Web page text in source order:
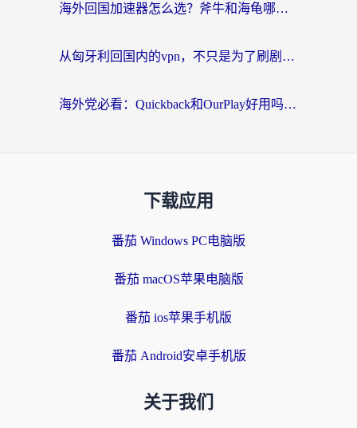
海外回国加速器怎么选？斧牛和海龟哪个好？一篇帮你避开坑的实用指南
从匈牙利回国内的vpn，不只是为了刷剧那么简单
海外党必看：Quickback和OurPlay好用吗？3分钟选对回国加速器，无缝刷剧玩游戏
下载应用
番茄 Windows PC电脑版
番茄 macOS苹果电脑版
番茄 ios苹果手机版
番茄 Android安卓手机版
关于我们